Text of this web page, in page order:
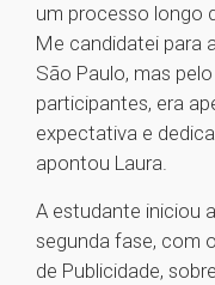
um processo longo
Me candidatei para
São Paulo, mas
participantes, era
expectativa e
apontou Laura.
A estudante iniciou
segunda fase, com
de Publicidade,